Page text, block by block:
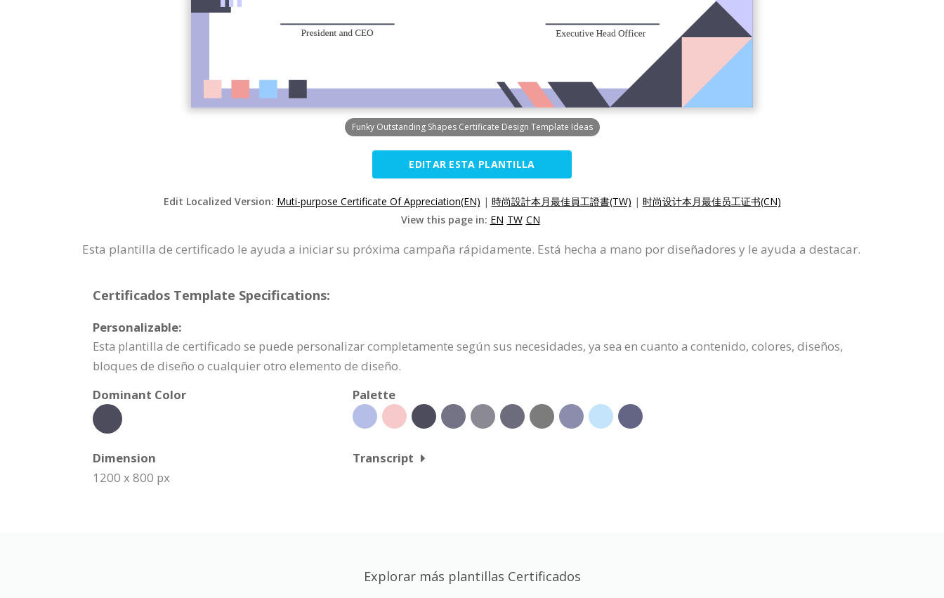
Funky Outstanding Shapes Certificate Design Template Ideas
EDITAR ESTA PLANTILLA
Edit Localized Version: Muti-purpose Certificate Of Appreciation(EN) | 時尚設計本月最佳員工證書(TW) | 时尚设计本月最佳员工证书(CN)
View this page in: EN TW CN
Esta plantilla de certificado le ayuda a iniciar su próxima campaña rápidamente. Está hecha a mano por diseñadores y le ayuda a destacar.
Certificados Template Specifications:
Personalizable:
Esta plantilla de certificado se puede personalizar completamente según sus necesidades, ya sea en cuanto a contenido, colores, diseños,
bloques de diseño o cualquier otro elemento de diseño.
Dominant Color
Palette
Dimension
1200 x 800 px
Transcript
Explorar más plantillas Certificados